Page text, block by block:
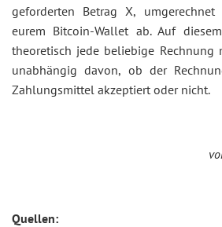
geforderten Betrag X, umgerechnet
eurem Bitcoin-Wallet ab. Auf
theoretisch jede beliebige Rechnung
unabhängig davon, ob der
Zahlungsmittel akzeptiert oder nicht.
Quellen: